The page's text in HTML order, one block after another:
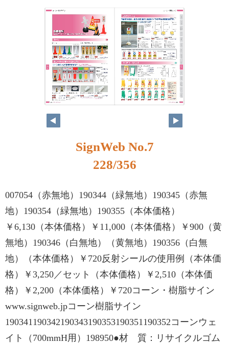
SignWeb No.7
228/356
007054（赤無地）190344（緑無地）190345（赤無
地）190354（緑無地）190355（本体価格）
￥6,130（本体価格）￥11,000（本体価格）￥900（黄
無地）190346（白無地）（黄無地）190356（白無
地）（本体価格）￥720反射シールの使用例（本体価
格）￥3,250／セット（本体価格）￥2,510（本体価
格）￥2,200（本体価格）￥720コーン・樹脂サイン
www.signweb.jpコーン樹脂サイン
190341190342190343190353190351190352コーンウェ
イト（700mmH用）198950●材 質：リサイクルゴム